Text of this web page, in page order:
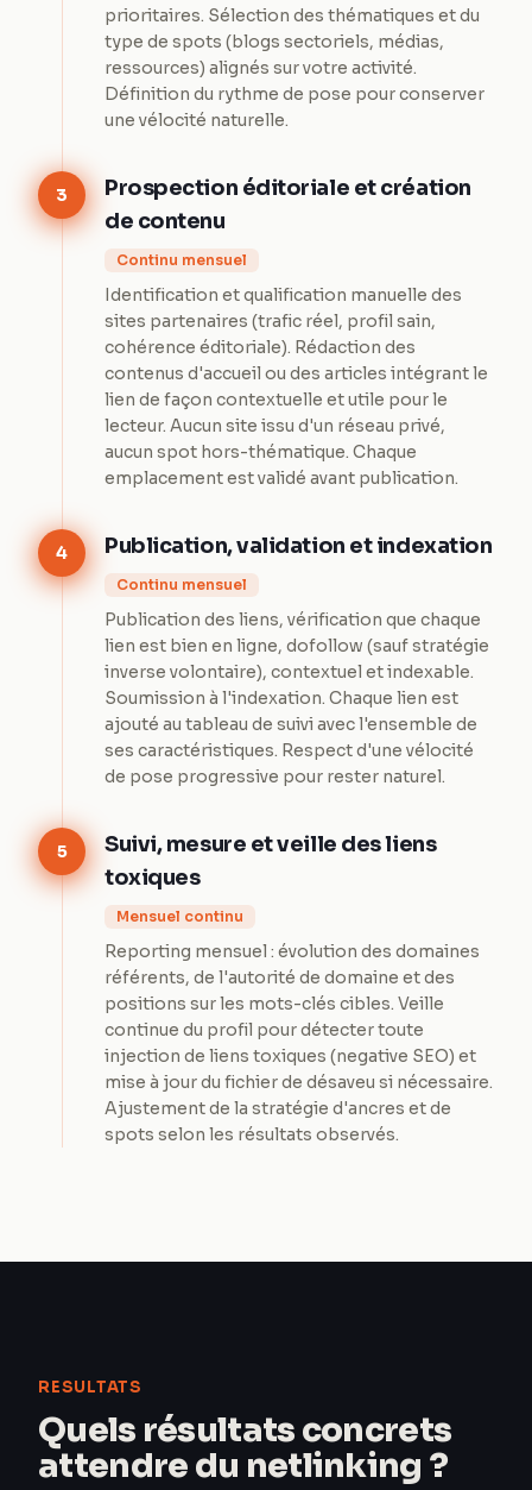
prioritaires. Sélection des thématiques et du
type de spots (blogs sectoriels, médias,
ressources) alignés sur votre activité.
Définition du rythme de pose pour conserver
une vélocité naturelle.
3
Prospection éditoriale et création
de contenu
Continu mensuel
Identification et qualification manuelle des
sites partenaires (trafic réel, profil sain,
cohérence éditoriale). Rédaction des
contenus d'accueil ou des articles intégrant le
lien de façon contextuelle et utile pour le
lecteur. Aucun site issu d'un réseau privé,
aucun spot hors-thématique. Chaque
emplacement est validé avant publication.
4 Publication, validation et indexation
Continu mensuel
Publication des liens, vérification que chaque
lien est bien en ligne, dofollow (sauf stratégie
inverse volontaire), contextuel et indexable.
Soumission à l'indexation. Chaque lien est
ajouté au tableau de suivi avec l'ensemble de
ses caractéristiques. Respect d'une vélocité
de pose progressive pour rester naturel.
5
Suivi, mesure et veille des liens
toxiques
Mensuel continu
Reporting mensuel : évolution des domaines
référents, de l'autorité de domaine et des
positions sur les mots-clés cibles. Veille
continue du profil pour détecter toute
injection de liens toxiques (negative SEO) et
mise à jour du fichier de désaveu si nécessaire.
Ajustement de la stratégie d'ancres et de
spots selon les résultats observés.
RESULTATS
Quels résultats concrets
attendre du netlinking ?